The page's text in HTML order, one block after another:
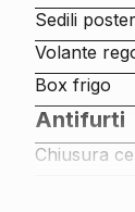
Sedili
Volante
Box frigo
Antifurti
Chiusura